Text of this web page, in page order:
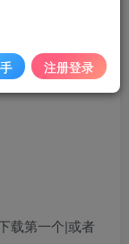
那个垃圾脚本
载第一个|或者
注册登录